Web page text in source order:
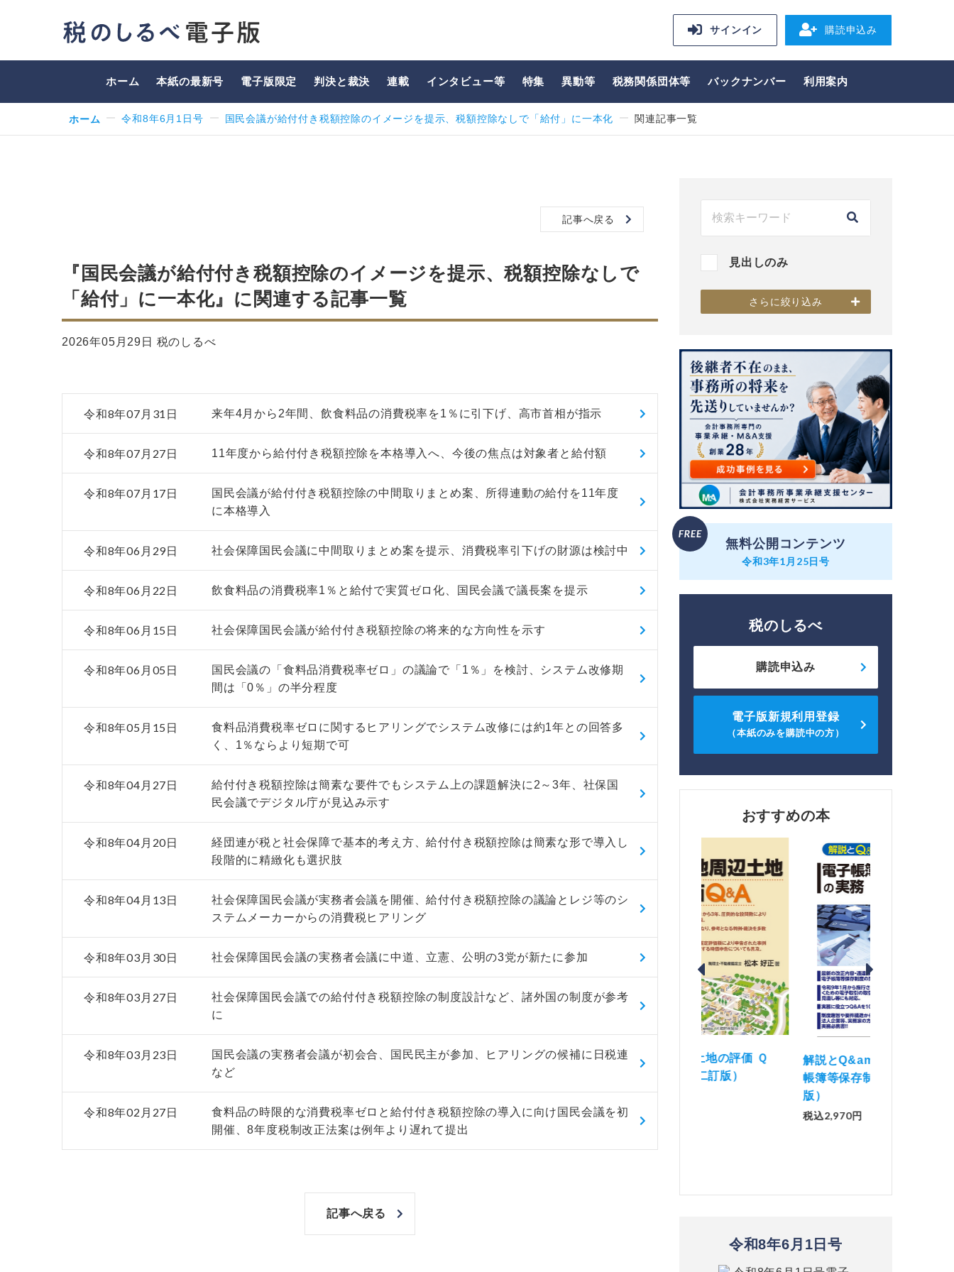
サインイン 購読申込み
ホーム 本紙の最新号 電子版限定 判決と裁決 連載 インタビュー等 特集 異動等 税務関係団体等 バックナンバー 利用案内
ホーム 令和8年6月1日号 国民会議が給付付き税額控除のイメージを提示、税額控除なしで「給付」に一本化 関連記事一覧
記事へ戻る
『国民会議が給付付き税額控除のイメージを提示、税額控除なしで
「給付」に一本化』に関連する記事一覧
2026年05月29日 税のしるべ
令和8年07月31日 来年4月から2年間、飲食料品の消費税率を1％に引下げ、高市首相が指示
令和8年07月27日 11年度から給付付き税額控除を本格導入へ、今後の焦点は対象者と給付額
令和8年07月17日
国民会議が給付付き税額控除の中間取りまとめ案、所得連動の給付を11年度
に本格導入
令和8年06月29日 社会保障国民会議に中間取りまとめ案を提示、消費税率引下げの財源は検討中
令和8年06月22日 飲食料品の消費税率1％と給付で実質ゼロ化、国民会議で議長案を提示
令和8年06月15日 社会保障国民会議が給付付き税額控除の将来的な方向性を示す
令和8年06月05日
国民会議の「食料品消費税率ゼロ」の議論で「1％」を検討、システム改修期
間は「0％」の半分程度
令和8年05月15日
食料品消費税率ゼロに関するヒアリングでシステム改修には約1年との回答多
く、1％ならより短期で可
令和8年04月27日
給付付き税額控除は簡素な要件でもシステム上の課題解決に2～3年、社保国
民会議でデジタル庁が見込み示す
令和8年04月20日
経団連が税と社会保障で基本的考え方、給付付き税額控除は簡素な形で導入し
段階的に精緻化も選択肢
令和8年04月13日
社会保障国民会議が実務者会議を開催、給付付き税額控除の議論とレジ等のシ
ステムメーカーからの消費税ヒアリング
令和8年03月30日 社会保障国民会議の実務者会議に中道、立憲、公明の3党が新たに参加
令和8年03月27日
社会保障国民会議での給付付き税額控除の制度設計など、諸外国の制度が参考
に
令和8年03月23日
国民会議の実務者会議が初会合、国民民主が参加、ヒアリングの候補に日税連
など
令和8年02月27日
食料品の時限的な消費税率ゼロと給付付き税額控除の導入に向け国民会議を初
開催、8年度税制改正法案は例年より遅れて提出
記事へ戻る
見出しのみ
さらに絞り込み
無料公開コンテンツ
令和3年1月25日号
税のしるべ
購読申込み
電子版新規利用登録
（本紙のみを購読中の方）
おすすめの本
非上場株式の評価の仕方と記載
例（令和8年版）
市街地周辺土地の評価 Ｑ
税込5,060円
解説とQ&amp;Aでわかる 電子
帳簿等保存制度の実務（改訂
「資産承継」
No.44）
令和8年6月1日号